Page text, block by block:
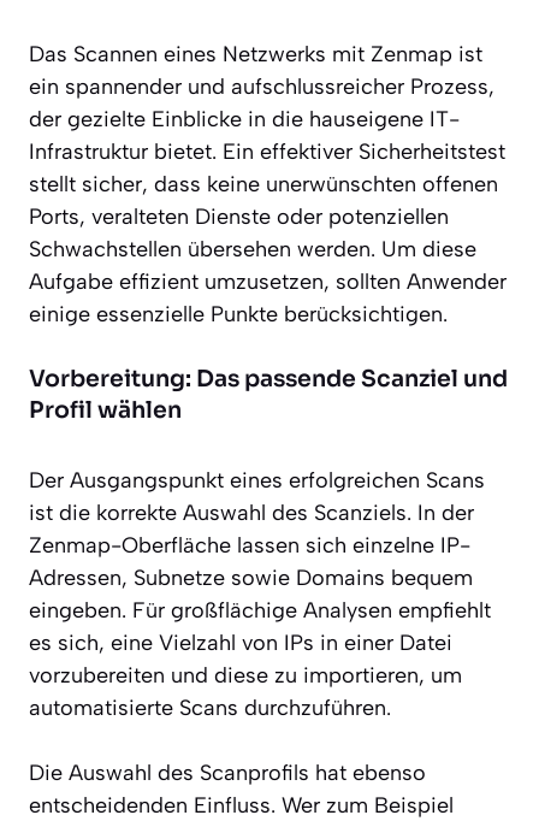
Das Scannen eines Netzwerks mit Zenmap ist
ein spannender und aufschlussreicher Prozess,
der gezielte Einblicke in die hauseigene IT-
Infrastruktur bietet. Ein effektiver Sicherheitstest
stellt sicher, dass keine unerwünschten offenen
Ports, veralteten Dienste oder potenziellen
Schwachstellen übersehen werden. Um diese
Aufgabe effizient umzusetzen, sollten Anwender
einige essenzielle Punkte berücksichtigen.
Vorbereitung: Das passende Scanziel und
Profil wählen
Der Ausgangspunkt eines erfolgreichen Scans
ist die korrekte Auswahl des Scanziels. In der
Zenmap-Oberfläche lassen sich einzelne IP-
Adressen, Subnetze sowie Domains bequem
eingeben. Für großflächige Analysen empfiehlt
es sich, eine Vielzahl von IPs in einer Datei
vorzubereiten und diese zu importieren, um
automatisierte Scans durchzuführen.
Die Auswahl des Scanprofils hat ebenso
entscheidenden Einfluss. Wer zum Beispiel